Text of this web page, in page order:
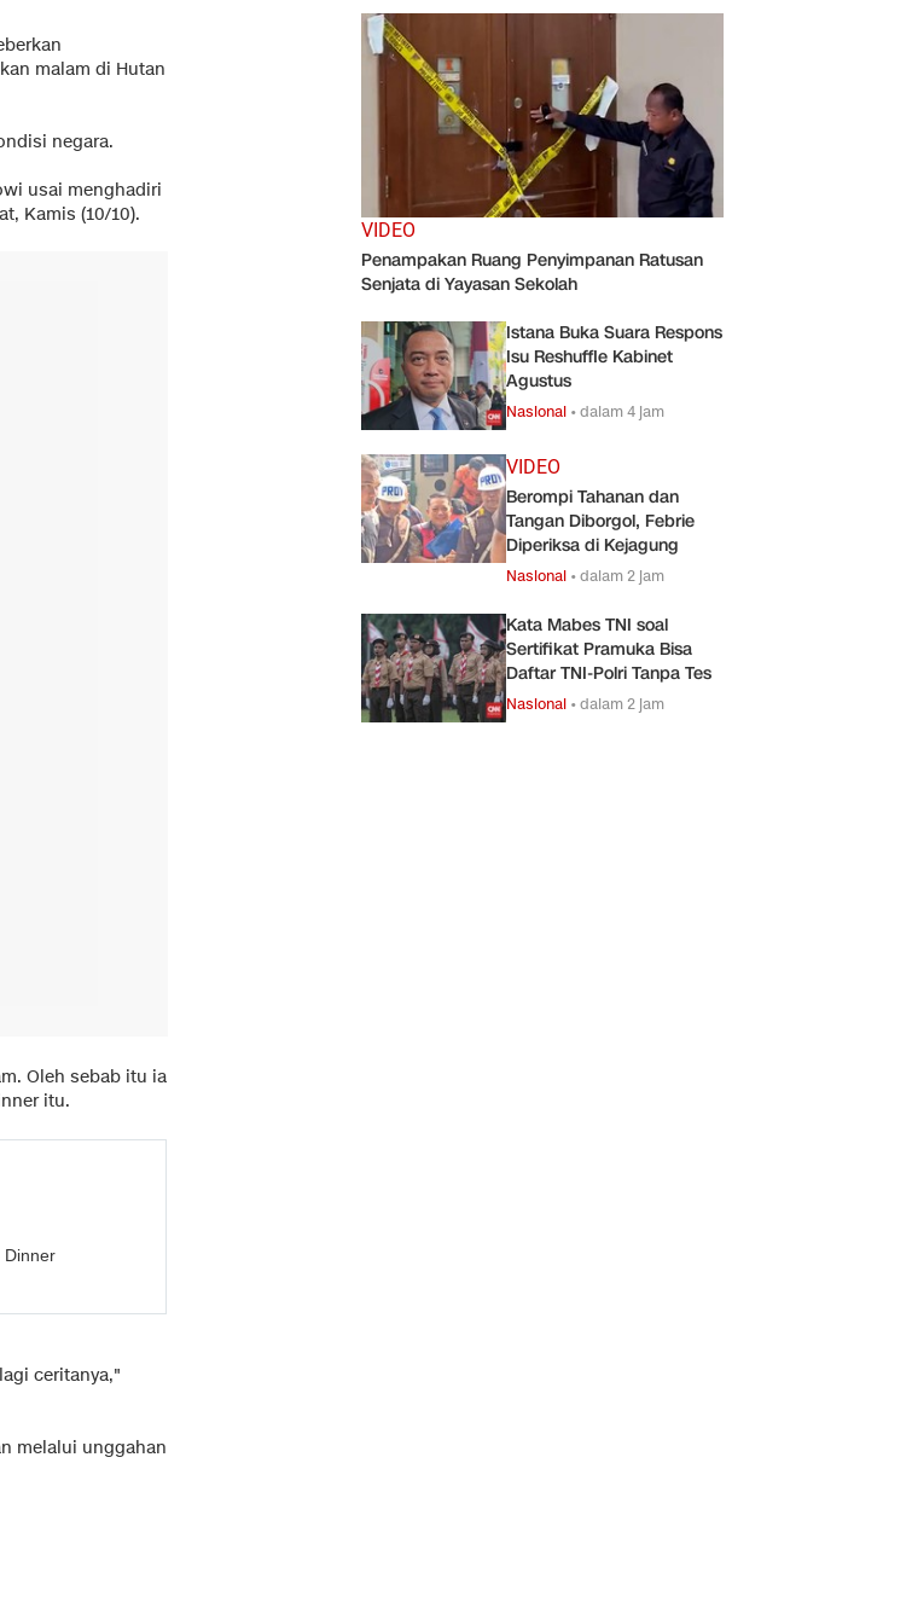
malam di Hutan
negara.
usai menghadiri
Kamis (10/10).
Oleh sebab itu ia
itu.
Dinner
ceritanya,"
melalui unggahan
VIDEO
Penampakan Ruang Penyimpanan Ratusan
Senjata di Yayasan Sekolah
Istana Buka Suara Respons
Isu Reshuffle Kabinet
Agustus
Nasional •dalam 4 jam
VIDEO
Berompi Tahanan dan
Tangan Diborgol, Febrie
Diperiksa di Kejagung
Nasional •dalam 2 jam
Kata Mabes TNI soal
Sertifikat Pramuka Bisa
Daftar TNI-Polri Tanpa Tes
Nasional •dalam 2 jam